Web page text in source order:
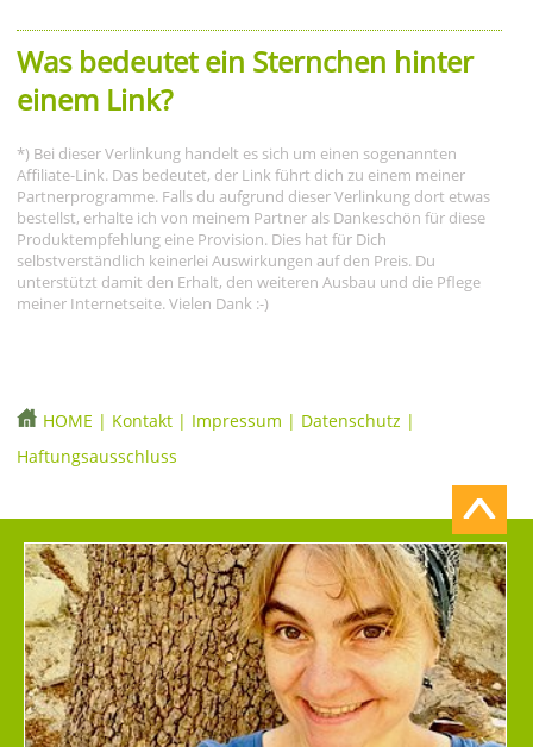
Was bedeutet ein Sternchen hinter
einem Link?
*) Bei dieser Verlinkung handelt es sich um einen sogenannten
Affiliate-Link. Das bedeutet, der Link führt dich zu einem meiner
Partnerprogramme. Falls du aufgrund dieser Verlinkung dort etwas
bestellst, erhalte ich von meinem Partner als Dankeschön für diese
Produktempfehlung eine Provision. Dies hat für Dich
selbstverständlich keinerlei Auswirkungen auf den Preis. Du
unterstützt damit den Erhalt, den weiteren Ausbau und die Pflege
meiner Internetseite. Vielen Dank :-)
HOME | Kontakt | Impressum | Datenschutz |
Haftungsausschluss